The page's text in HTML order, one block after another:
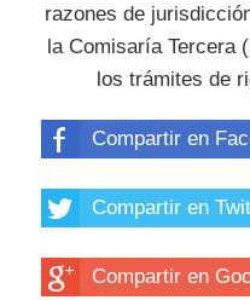
razones de
la Comisaría Tercera
los trámites de
Compartir en
Compartir en
Compartir en